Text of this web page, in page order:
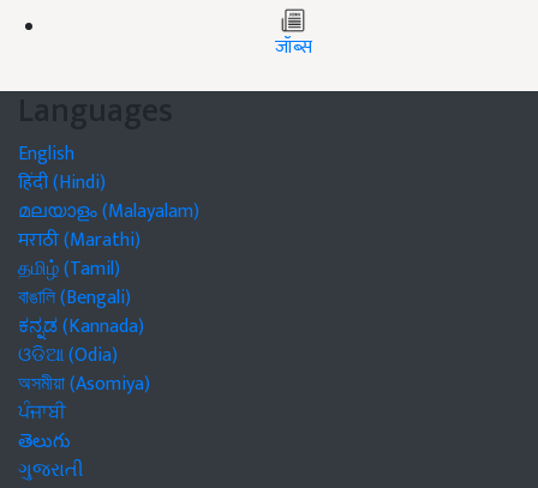
जॉब्स
Languages
English
हिंदी (Hindi)
മലയാളം (Malayalam)
मराठी (Marathi)
தமிழ் (Tamil)
বাঙালি (Bengali)
ಕನ್ನಡ (Kannada)
ଓଡିଆ (Odia)
অসমীয়া (Asomiya)
ਪੰਜਾਬੀ
తెలుగు
ગુજરાતી